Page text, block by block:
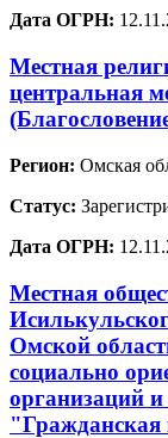
Дата ОГРН:
Местная
центральная
Регион: Омская
Статус:
Дата ОГРН:
Местная
Омской
социально
организаций
"Гражданская